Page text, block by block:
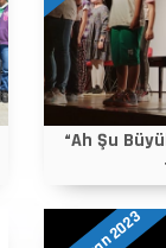
“Ah Şu